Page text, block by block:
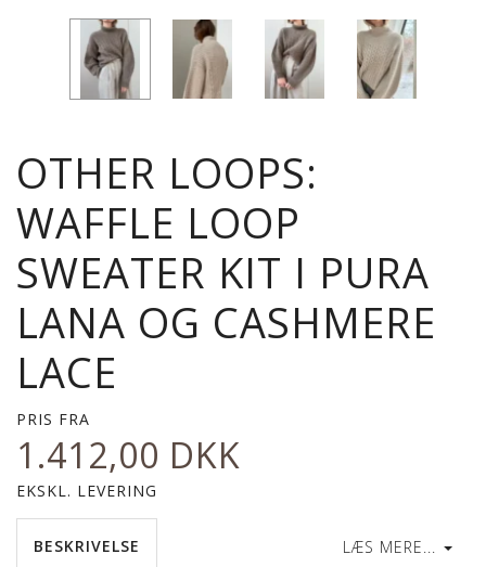
OTHER LOOPS:
WAFFLE LOOP
SWEATER KIT I PURA
LANA OG CASHMERE
LACE
PRIS FRA
1.412,00 DKK
EKSKL. LEVERING
LÆS MERE...
BESKRIVELSE